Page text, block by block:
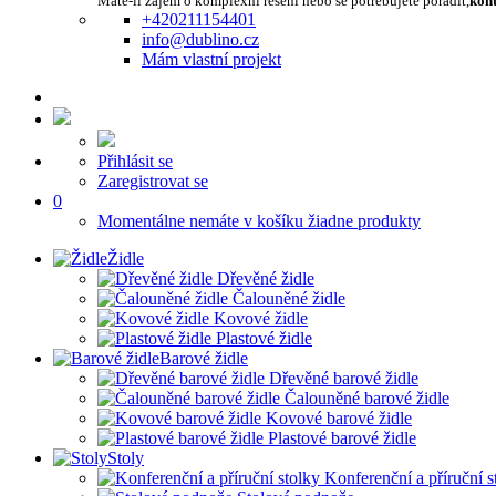
+420211154401
info@dublino.cz
Mám vlastní projekt
Přihlásit se
Zaregistrovat se
0
Momentálne nemáte v košíku žiadne produkty
Židle
Dřevěné židle
Čalouněné židle
Kovové židle
Plastové židle
Barové židle
Dřevěné barové židle
Čalouněné barové židle
Kovové barové židle
Plastové barové židle
Stoly
Konferenční a příruční